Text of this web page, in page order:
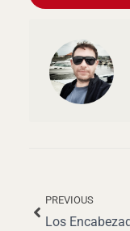
AntPREVIOUS